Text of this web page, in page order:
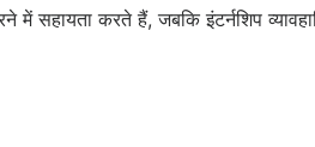
सहायता करते हैं, जबकि इंटर्नशिप